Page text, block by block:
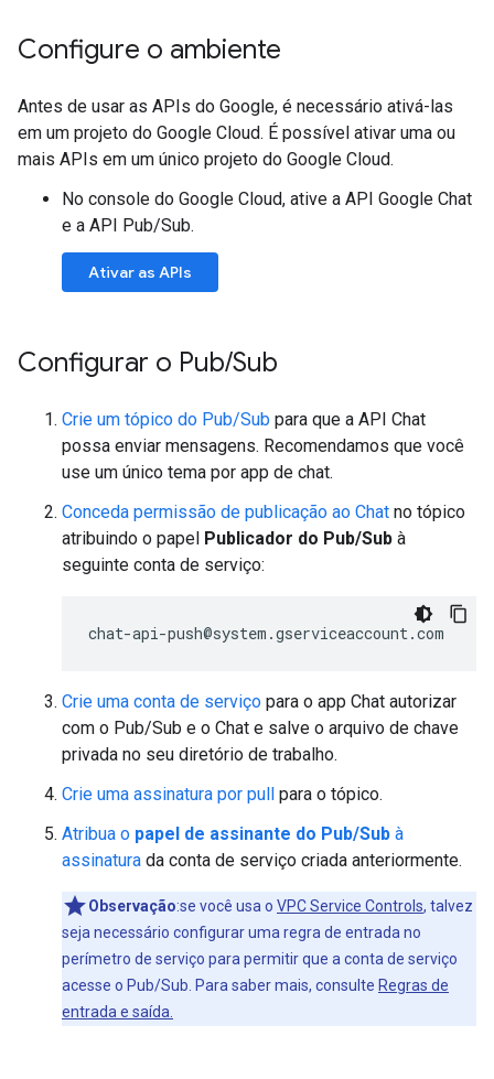
Configure o ambiente
Antes de usar as APIs do Google, é necessário ativá-las
em um projeto do Google Cloud. É possível ativar uma ou
mais APIs em um único projeto do Google Cloud.
No console do Google Cloud, ative a API Google Chat
e a API Pub/Sub.
Ativar as APIs
Configurar o Pub/Sub
Crie um tópico do Pub/Sub para que a API Chat
possa enviar mensagens. Recomendamos que você
use um único tema por app de chat.
Conceda permissão de publicação ao Chat no tópico
atribuindo o papel Publicador do Pub/Sub à
seguinte conta de serviço:
Crie uma conta de serviço para o app Chat autorizar
com o Pub/Sub e o Chat e salve o arquivo de chave
privada no seu diretório de trabalho.
Crie uma assinatura por pull para o tópico.
Atribua o papel de assinante do Pub/Sub à
assinatura da conta de serviço criada anteriormente.
Observação:se você usa o VPC Service Controls, talvez
seja necessário configurar uma regra de entrada no
perímetro de serviço para permitir que a conta de serviço
acesse o Pub/Sub. Para saber mais, consulte Regras de
entrada e saída.